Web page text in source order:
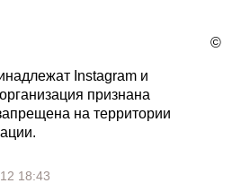
©
Instagram и
признана
на территории
18:43